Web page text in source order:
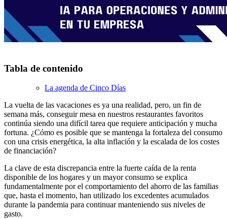
Tabla de contenido
La agenda de Cinco Días
La vuelta de las vacaciones es ya una realidad, pero, un fin de
semana más, conseguir mesa en nuestros restaurantes favoritos
continúa siendo una difícil tarea que requiere anticipación y mucha
fortuna. ¿Cómo es posible que se mantenga la fortaleza del consumo
con una crisis energética, la alta inflación y la escalada de los costes
de financiación?
La clave de esta discrepancia entre la fuerte caída de la renta
disponible de los hogares y un mayor consumo se explica
fundamentalmente por el comportamiento del ahorro de las familias
que, hasta el momento, han utilizado los excedentes acumulados
durante la pandemia para continuar manteniendo sus niveles de
gasto.